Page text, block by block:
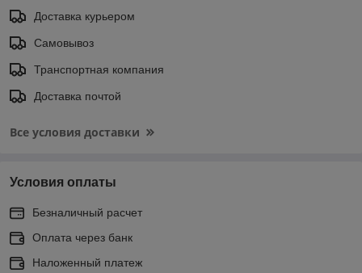
Доставка курьером
Самовывоз
Транспортная компания
Доставка почтой
Все условия доставки
Условия оплаты
Безналичный расчет
Оплата через банк
Наложенный платеж